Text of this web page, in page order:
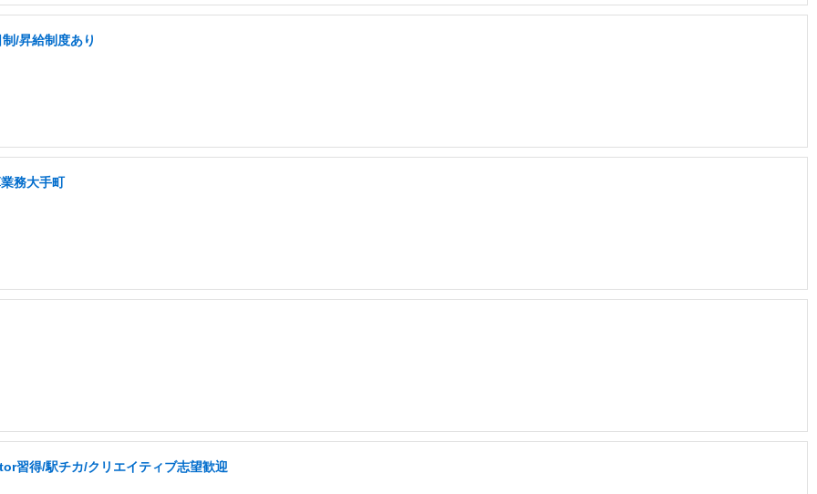
/昇給制度あり
務大手町
習得/駅チカ/クリエイティブ志望歓迎